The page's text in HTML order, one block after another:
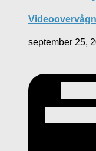
september 25,